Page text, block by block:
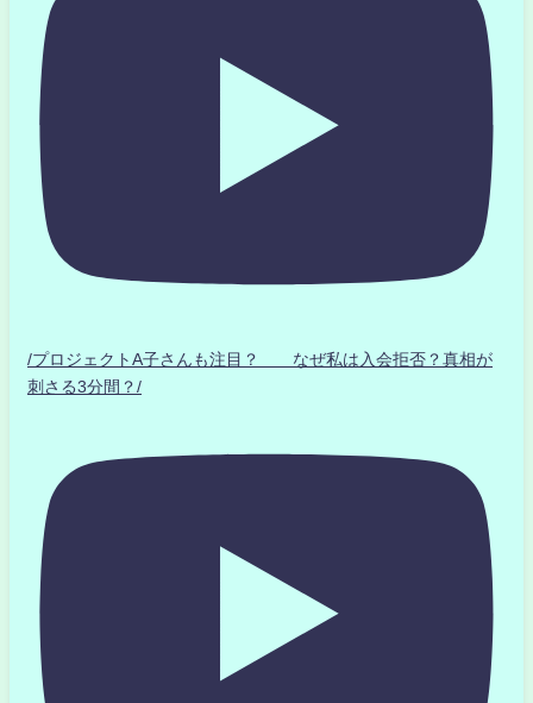
/プロジェクトA子さんも注目？ なぜ私は入会拒否？真相が
刺さる3分間？/